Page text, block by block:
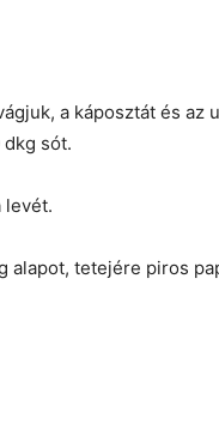
a káposztát és az
sót.
levét.
alapot, tetejére piros